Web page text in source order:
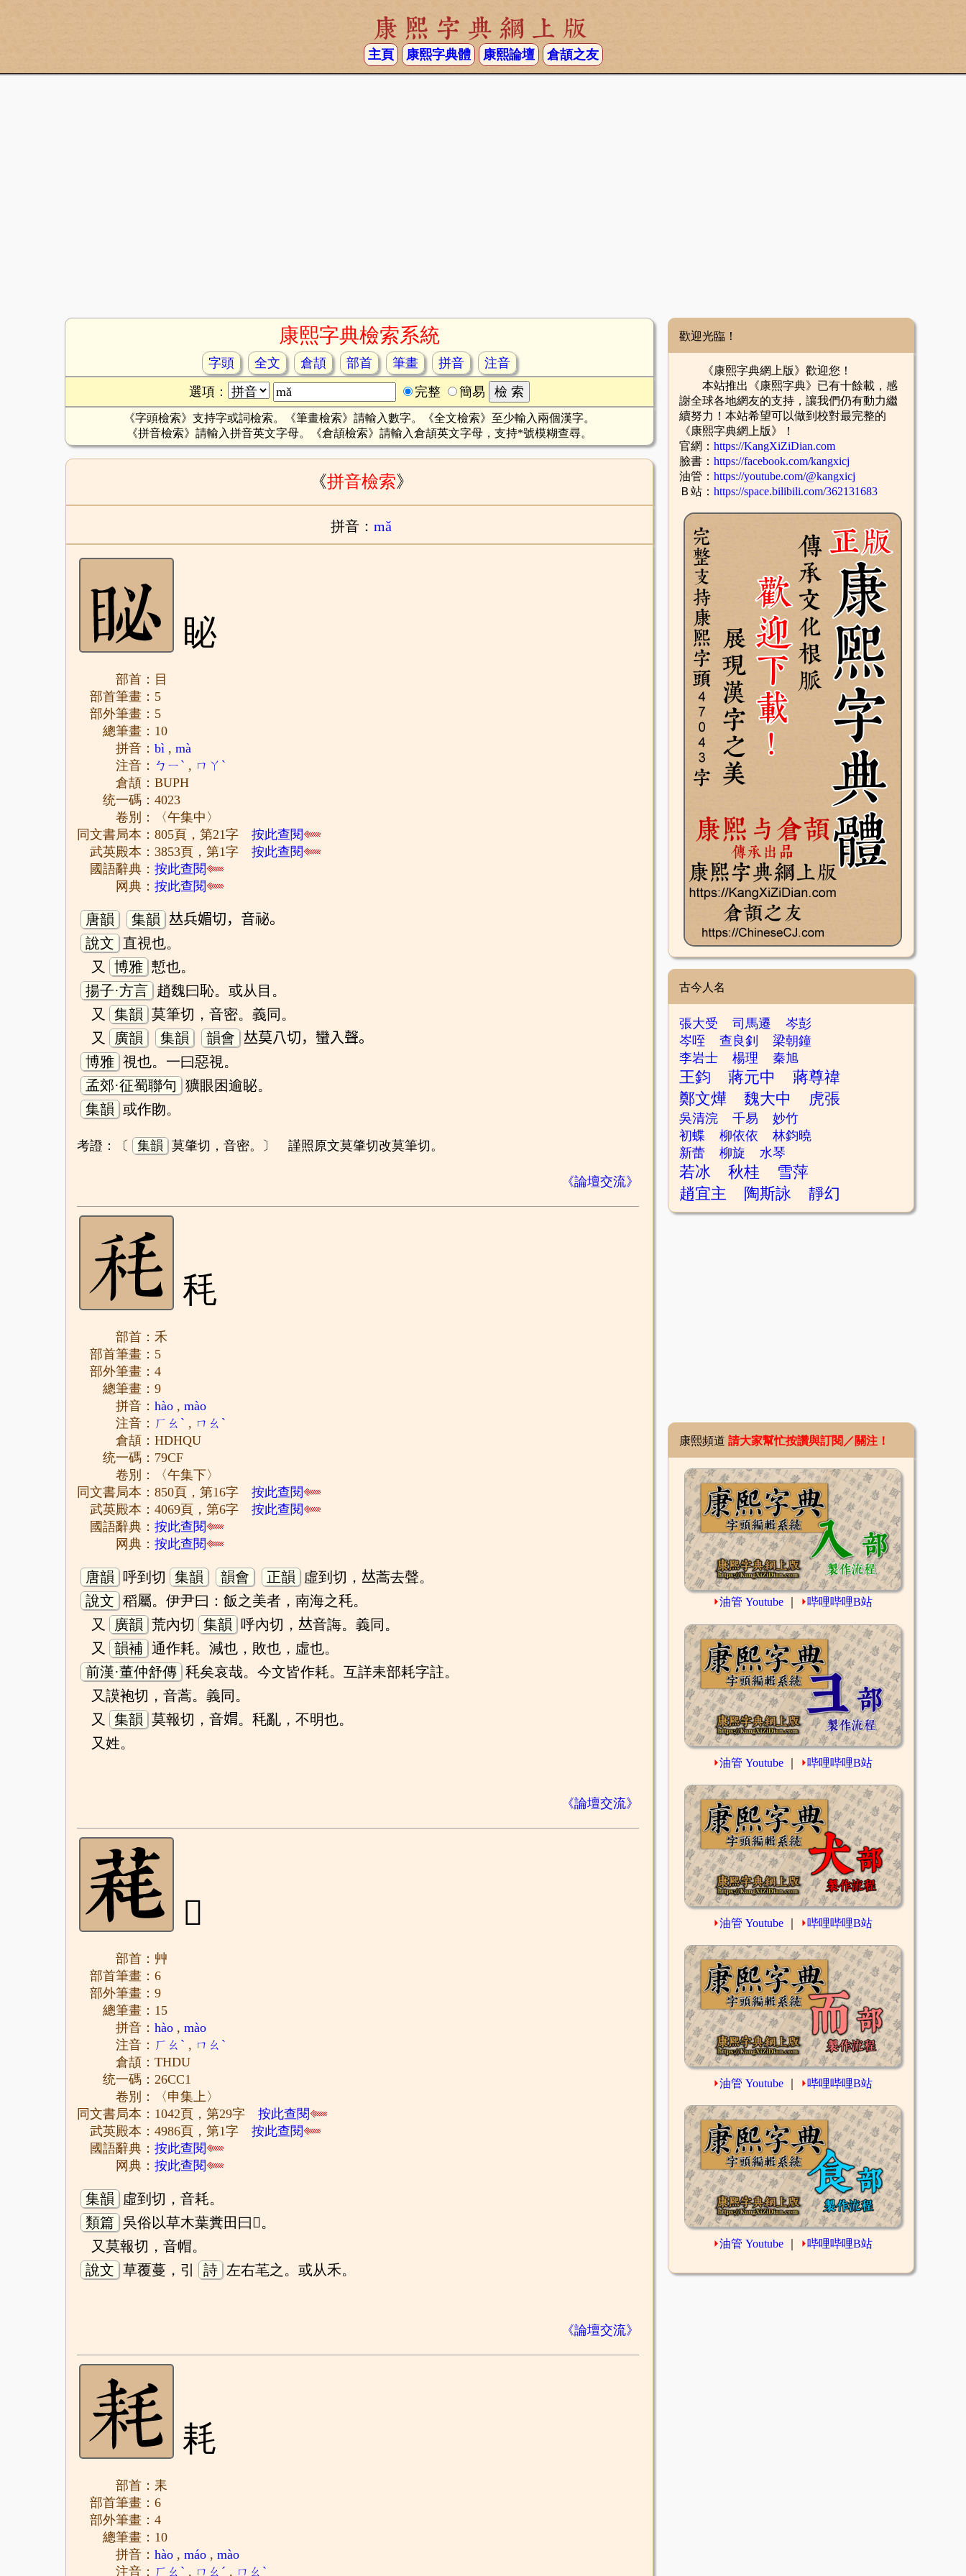
康熙字典網上版
主頁 康熙字典體 康熙論壇 倉頡之友
康熙字典檢索系統
字頭 全文 倉頡 部首 筆畫 拼音
注音
選項：
完整 簡易
《字頭檢索》支持字或詞檢索。《筆畫檢索》請輸入數字。《全文檢索》至少輸入兩個漢字。
《拼音檢索》請輸入拼音英文字母。《倉頡檢索》請輸入倉頡英文字母，支持*號模糊查尋。
《拼音檢索》
拼音： mǎ
䀣
部首：目
部首筆畫：5
部外筆畫：5
總筆畫：10
拼音：bì ,mà
注音： ㄅㄧˋ , ㄇㄚˋ
倉頡：BUPH
统一碼：4023
卷別：〈午集中〉
同文書局本：805頁，第21字按此查閱
武英殿本：3853頁，第1字按此查閱
國語辭典：按此查閱
网典：按此查閱
唐韻 集韻
𠀤兵媚切，音祕。
說文
直視也。
又
博雅 慙也。
揚子·方言 趙魏曰恥。或从目。
又
集韻 莫筆切，音密。義同。
又
廣韻 集韻 韻會
𠀤莫八切，蠻入聲。
博雅 視也。一曰惡視。
孟郊·征蜀聯句
獷眼困逾䀣。
集韻 或作䀛。
考證：〔 集韻 莫肇切，音密。〕 謹照原文莫肇切改莫筆切。
《論壇交流》
秏
部首：禾
部首筆畫：5
部外筆畫：4
總筆畫：9
拼音：hào ,mào
注音： ㄏㄠˋ , ㄇㄠˋ
倉頡：HDHQU
统一碼：79CF
卷別：〈午集下〉
同文書局本：850頁，第16字按此查閱
武英殿本：4069頁，第6字按此查閱
國語辭典：按此查閱
网典：按此查閱
唐韻 呼到切 集韻 韻會 正韻
虛到切，𠀤蒿去聲。
說文 稻屬。伊尹曰：飯之美者，南海之秏。
又
廣韻 荒內切 集韻
呼內切，𠀤音誨。義同。
又
韻補 通作耗。減也，敗也，虛也。
前漢·董仲舒傳 秏矣哀哉。今文皆作耗。互詳耒部耗字註。
又謨袍切，音蒿。義同。
又
集韻 莫報切，音𡝭。秏亂，不明也。
又姓。
《論壇交流》
𦳁
部首：艸
部首筆畫：6
部外筆畫：9
總筆畫：15
拼音：hào ,mào
注音： ㄏㄠˋ , ㄇㄠˋ
倉頡：THDU
统一碼：26CC1
卷別：〈申集上〉
同文書局本：1042頁，第29字按此查閱
武英殿本：4986頁，第1字按此查閱
國語辭典：按此查閱
网典：按此查閱
集韻
虛到切，音耗。
類篇 吳俗以草木葉糞田曰𦳁。
又莫報切，音帽。
說文 草覆蔓，引 詩 左右芼之。或从禾。
《論壇交流》
耗
部首：耒
部首筆畫：6
部外筆畫：4
總筆畫：10
拼音：hào ,máo ,mào
注音： ㄏㄠˋ , ㄇㄠˊ , ㄇㄠˋ
歡迎光臨！
《康熙字典網上版》歡迎您！
本站推出《康熙字典》已有十餘載，感
謝全球各地網友的支持，讓我們仍有動力繼
續努力！本站希望可以做到校對最完整的
《康熙字典網上版》！
官網： https://KangXiZiDian.com
臉書： https://facebook.com/kangxicj
油管： https://youtube.com/@kangxicj
Ｂ站： https://space.bilibili.com/362131683
古今人名
張大受 司馬遷
岑彭
岑咥
查良釗
梁朝鐘
李岩士
楊理 秦旭
王鈞 蔣元中
蔣尊禕
鄭文燁
魏大中 虎張
吳清浣 千易
妙竹
初蝶
柳依依
林鈞曉
新蕾
柳旋 水琴
若冰 秋桂
雪萍
趙宜主
陶斯詠 靜幻
康熙頻道 請大家幫忙按讚與訂閱／關注！
⏵油管 Youtube ⏵哔哩哔哩B站
⏵油管 Youtube ⏵哔哩哔哩B站
⏵油管 Youtube ⏵哔哩哔哩B站
⏵油管 Youtube ⏵哔哩哔哩B站
⏵油管 Youtube ⏵哔哩哔哩B站